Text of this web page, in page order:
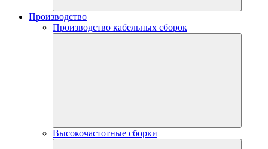
Производство
Производство кабельных сборок
Высокочастотные сборки